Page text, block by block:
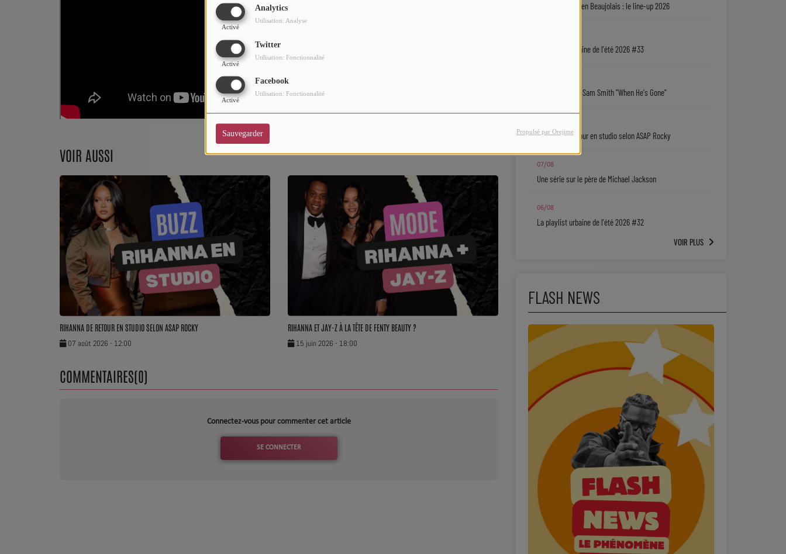
Analytics
Activé
Utilisation: Analyse
Twitter
Activé
Utilisation: Fonctionnalité
Facebook
Activé
Utilisation: Fonctionnalité
Sauvegarder Propulsé par Orejime
Grille des programmes
Titres diffusés
MY SOUL ADDICT
L'équipe Soul Addict
Dossier de Presse
Service Commercial
VOIR AUSSI
RIHANNA DE RETOUR EN STUDIO SELON ASAP ROCKY
07 août 2026 - 12:00
RIHANNA ET JAY-Z À LA TÊTE DE FENTY BEAUTY ?
15 juin 2026 - 18:00
COMMENTAIRES(0)
Connectez-vous pour commenter cet article
SE CONNECTER
Nouvelles Voix en Beaujolais : le line-up 2026
La playlist urbaine de l'été 2026 #33
Coup de cœur : Sam Smith "When He's Gone"
Rihanna de retour en studio selon ASAP Rocky
07/08
Une série sur le père de Michael Jackson
06/08
La playlist urbaine de l'été 2026 #32
VOIR PLUS
FLASH NEWS